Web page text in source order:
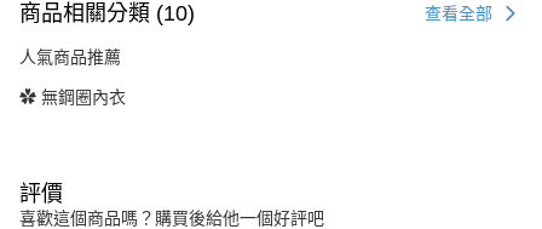
商品相關分類 (10) 查看全部
人氣商品推薦
✿ 無鋼圈內衣
評價
喜歡這個商品嗎？購買後給他一個好評吧